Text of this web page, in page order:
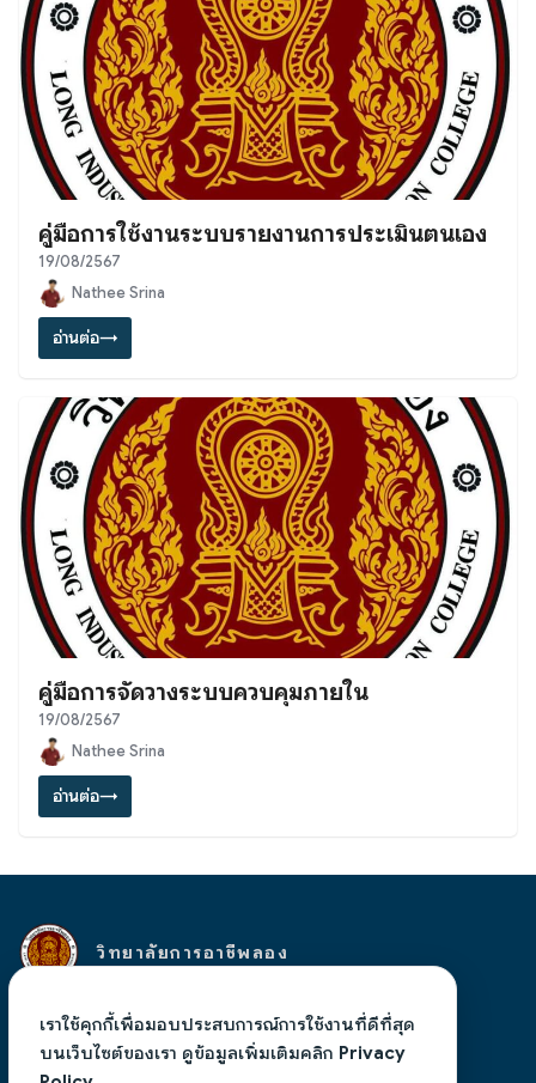
คู่มือการใช้งานระบบรายงานการประเมินตนเอง
19/08/2567
Nathee Srina
อ่านต่อ→
คู่มือการจัดวางระบบควบคุมภายใน
19/08/2567
Nathee Srina
อ่านต่อ→
วิทยาลัยการอาชีพลอง
เลขที่ 94 หมู่ 10 ตำบลห้วยอ้อ อำเภอลอง จังหวัดแพร่
54150 โทร 054583117admin@lic.ac.th, งานสารบรรณ
liclong.phrae@gmail.com
เราใช้คุกกี้เพื่อมอบประสบการณ์การใช้งานที่ดีที่สุด
บนเว็บไซต์ของเรา ดูข้อมูลเพิ่มเติมคลิก Privacy